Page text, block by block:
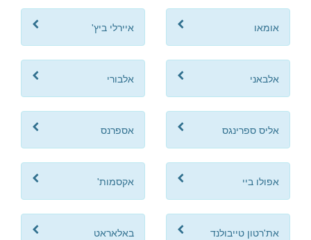
אומאו איירלי ביץ'
אלבאני אלבורי
אליס ספרינגס אספרנס
אפולו ביי אקסמות'
את'רטון טייבולנד באלאראט